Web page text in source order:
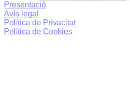
Presentació
Avís legal
Política de Privacitat
Política de Cookies